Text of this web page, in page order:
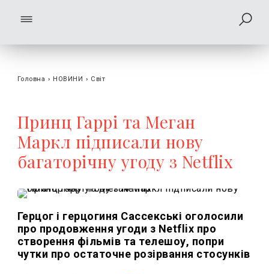
Головна › НОВИНИ › Світ
Принц Гаррі та Меган
Маркл підписали нову
багаторічну угоду з Netflix
Герцог і герцогиня Сассекські оголосили
про продовження угоди з Netflix про
створення фільмів та телешоу, попри
чутки про остаточне розірвання стосунків